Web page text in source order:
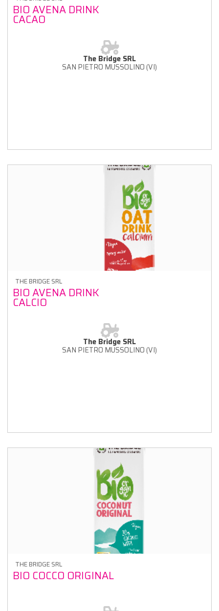
BIO AVENA DRINK
CACAO
The Bridge SRL
SAN PIETRO MUSSOLINO (VI)
THE BRIDGE SRL
BIO AVENA DRINK
CALCIO
The Bridge SRL
SAN PIETRO MUSSOLINO (VI)
THE BRIDGE SRL
BIO COCCO ORIGINAL